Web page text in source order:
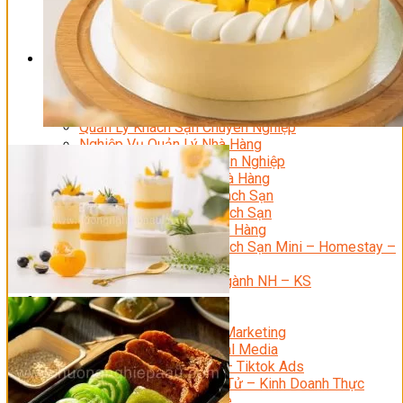
Bí Quyết Kinh Doanh Và Vận Hành Mô Hình Bánh
Chuyên Đề Bếp Bánh
Video Dạy Làm Bánh
Quản Trị NHKS
Quản Trị Nhà Hàng Khách Sạn Quốc Tế
Nghiệp Vụ Quản Lý NH-KS
Quản Lý Nhà Hàng Chuyên Nghiệp
Quản Lý Khách Sạn Chuyên Nghiệp
Nghiệp Vụ Quản Lý Nhà Hàng
Nghiệp Vụ Lễ Tân Chuyên Nghiệp
Giám Đốc Điều Hành Nhà Hàng
Tiếng Anh Nhà Hàng Khách Sạn
Khởi Sự Kinh Doanh Khách Sạn
Khởi Sự Kinh Doanh Nhà Hàng
Khởi Sự Kinh Doanh Khách Sạn Mini – Homestay –
AirBnB
Kiến Thức & Kỹ Năng Ngành NH – KS
Marketing
Digital Marketing
Giám Đốc Digital Marketing
Chuyên Viên Social Media
Tiktok Marketing – Tiktok Ads
Thương Mại Điện Tử – Kinh Doanh Thực